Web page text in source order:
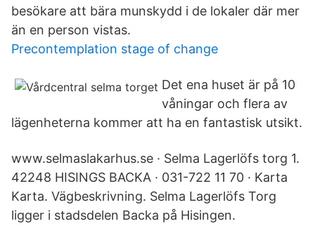
besökare att bära munskydd i de lokaler där mer
än en person vistas.
Precontemplation stage of change
Det ena huset är på 10
våningar och flera av
lägenheterna kommer att ha en fantastisk utsikt.
www.selmaslakarhus.se · Selma Lagerlöfs torg 1.
42248 HISINGS BACKA · 031-722 11 70 · Karta
Karta. Vägbeskrivning. Selma Lagerlöfs Torg
ligger i stadsdelen Backa på Hisingen.